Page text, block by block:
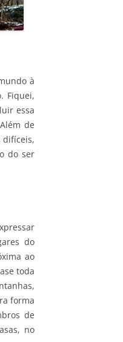
à
Fiquei,
essa
de
difíceis,
do ser
do
ao
toda
forma
de
no